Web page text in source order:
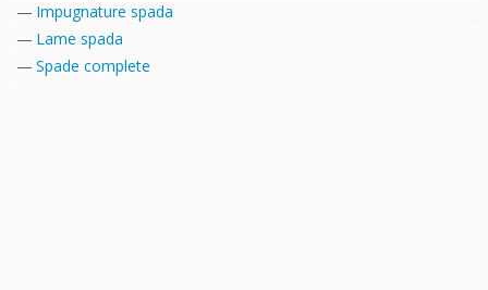
Impugnature spada
Lame spada
Spade complete